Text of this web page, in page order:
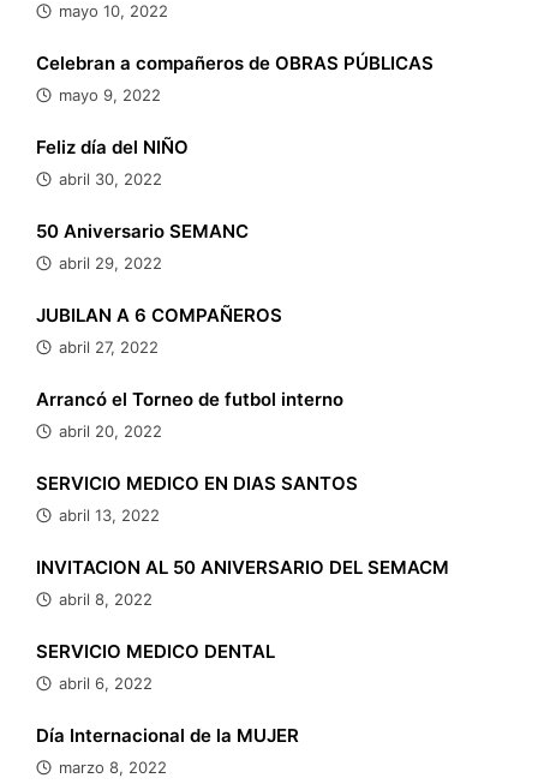
mayo 10, 2022
Celebran a compañeros de OBRAS PÚBLICAS
mayo 9, 2022
Feliz día del NIÑO
abril 30, 2022
50 Aniversario SEMANC
abril 29, 2022
JUBILAN A 6 COMPAÑEROS
abril 27, 2022
Arrancó el Torneo de futbol interno
abril 20, 2022
SERVICIO MEDICO EN DIAS SANTOS
abril 13, 2022
INVITACION AL 50 ANIVERSARIO DEL SEMACM
abril 8, 2022
SERVICIO MEDICO DENTAL
abril 6, 2022
Día Internacional de la MUJER
marzo 8, 2022